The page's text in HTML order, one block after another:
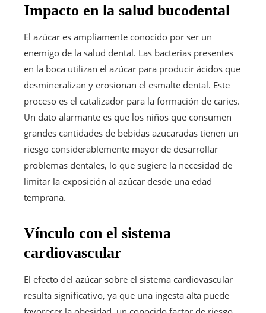
Impacto en la salud bucodental
El azúcar es ampliamente conocido por ser un
enemigo de la salud dental. Las bacterias presentes
en la boca utilizan el azúcar para producir ácidos que
desmineralizan y erosionan el esmalte dental. Este
proceso es el catalizador para la formación de caries.
Un dato alarmante es que los niños que consumen
grandes cantidades de bebidas azucaradas tienen un
riesgo considerablemente mayor de desarrollar
problemas dentales, lo que sugiere la necesidad de
limitar la exposición al azúcar desde una edad
temprana.
Vínculo con el sistema
cardiovascular
El efecto del azúcar sobre el sistema cardiovascular
resulta significativo, ya que una ingesta alta puede